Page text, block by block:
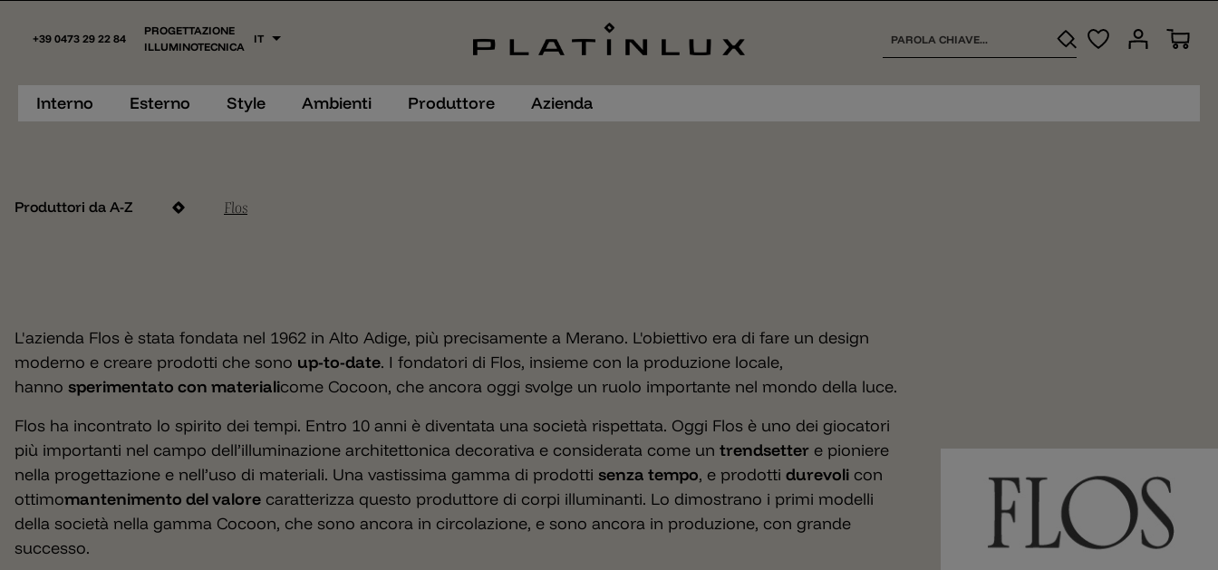
PROGETTAZIONE
ILLUMINOTECNICA
+39 0473 29 22 84 IT
Interno Esterno Style Ambienti Produttore Azienda
Produttori da A-Z Flos
L'azienda Flos è stata fondata nel 1962 in Alto Adige, più precisamente a Merano. L'obiettivo era di fare un design
moderno e creare prodotti che sono up-to-date. I fondatori di Flos, insieme con la produzione locale,
hanno sperimentato con materialicome Cocoon, che ancora oggi svolge un ruolo importante nel mondo della luce.
Flos ha incontrato lo spirito dei tempi. Entro 10 anni è diventata una società rispettata. Oggi Flos è uno dei giocatori
più importanti nel campo dell’illuminazione architettonica decorativa e considerata come un trendsetter e pioniere
nella progettazione e nell’uso di materiali. Una vastissima gamma di prodotti senza tempo, e prodotti durevoli con
ottimomantenimento del valore caratterizza questo produttore di corpi illuminanti. Lo dimostrano i primi modelli
della società nella gamma Cocoon, che sono ancora in circolazione, e sono ancora in produzione, con grande
successo.